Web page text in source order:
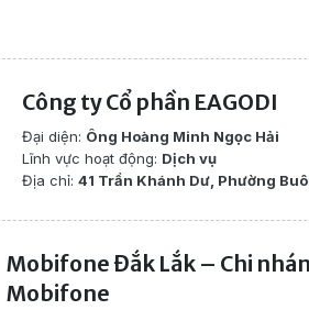
Công ty Cổ phần EAGODI
Đại diện: Ông Hoàng Minh Ngọc Hải
Lĩnh vực hoạt động: Dịch vụ
Địa chỉ:41 Trần Khánh Dư, Phường
Mobifone Đắk Lắk – Chi
Mobifone